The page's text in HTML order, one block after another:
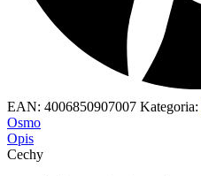
EAN: 4006850907007 Kategoria:
Osmo
Opis
Cechy